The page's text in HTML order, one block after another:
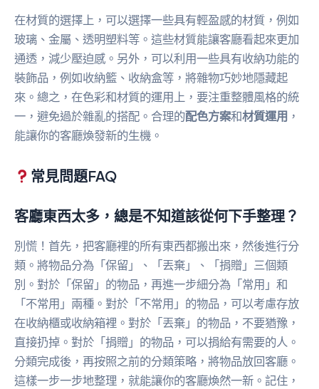
在材質的選擇上，可以選擇一些具有輕盈感的材質，例如
玻璃、金屬、透明塑料等。這些材質能讓客廳看起來更加
通透，減少壓迫感。另外，可以利用一些具有收納功能的
裝飾品，例如收納籃、收納盒等，將雜物巧妙地隱藏起
來。總之，在色彩和材質的運用上，要注重整體風格的統
一，避免過於雜亂的搭配。合理的配色方案和材質運用 ，
能讓你的客廳煥發新的生機。
常見問題FAQ
客廳東西太多，總是不知道該從何下手整理？
別慌！首先，把客廳裡的所有東西都搬出來，然後進行分
類。將物品分為「保留」、「丟棄」、「捐贈」三個類
別。對於「保留」的物品，再進一步細分為「常用」和
「不常用」兩種。對於「不常用」的物品，可以考慮存放
在收納櫃或收納箱裡。對於「丟棄」的物品，不要猶豫，
直接扔掉。對於「捐贈」的物品，可以捐給有需要的人。
分類完成後，再按照之前的分類策略，將物品放回客廳。
這樣一步一步地整理，就能讓你的客廳煥然一新。記住，